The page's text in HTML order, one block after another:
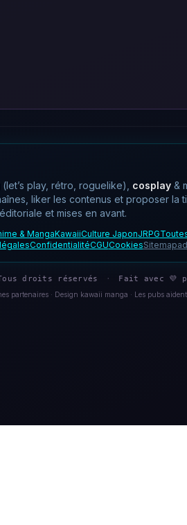
(let’s play, rétro, roguelike), cosplay &
liker les contenus et proposer la
et mises en avant.
& MangaKawaiiCulture JaponJRPG
ConfidentialitéCGUCookiesSitemap
droits réservés · Fait avec 💜
partenaires · Design kawaii manga · Les pubs